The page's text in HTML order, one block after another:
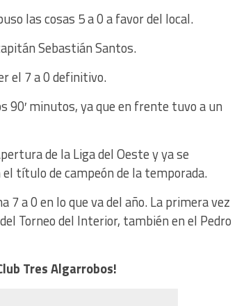
las cosas 5 a 0 a favor del local.
Sebastián Santos.
el 7 a 0 definitivo.
90′ minutos, ya que en frente tuvo a un
de la Liga del Oeste y ya se
título de campeón de la temporada.
7 a 0 en lo que va del año. La primera vez
Torneo del Interior, también en el Pedro
Tres Algarrobos!